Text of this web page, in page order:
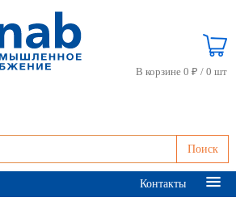
Поиск
В корзине 0 ₽ / 0 шт
Контакты